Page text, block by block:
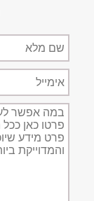
מלא
תיאור
הפניה